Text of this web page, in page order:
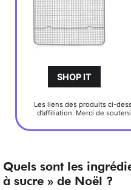
SHOP IT
Les liens des produits ci-
d’affiliation. Merci de
Quels sont les
à sucre » de Noël ?